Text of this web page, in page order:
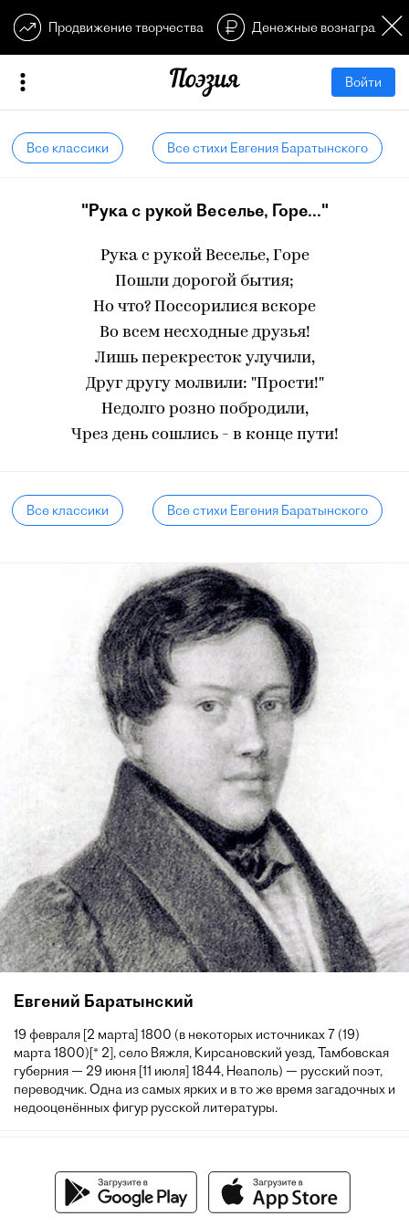
Продвижение творчества Денежные
Войти
Все классики Все стихи Евгения Баратынского
"Рука с рукой Веселье, Горе..."
Рука с рукой Веселье, Горе
Пошли дорогой бытия;
Но что? Поссорилися вскоре
Во всем несходные друзья!
Лишь перекресток улучили,
Друг другу молвили: "Прости!"
Недолго розно побродили,
Чрез день сошлись - в конце пути!
Все классики Все стихи Евгения Баратынского
Евгений Баратынский
19 февраля [2 марта] 1800 (в некоторых источниках 7 (19)
марта 1800)[* 2], село Вяжля, Кирсановский уезд, Тамбовская
губерния — 29 июня [11 июля] 1844, Неаполь) — русский поэт,
переводчик. Одна из самых ярких и в то же время загадочных и
недооценённых фигур русской литературы.